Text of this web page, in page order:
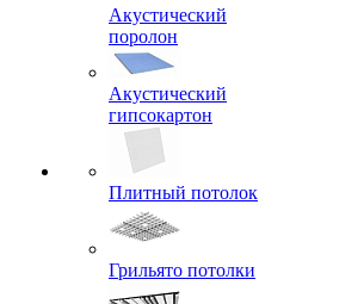
Акустический
поролон
Акустический
гипсокартон
Плитный потолок
Грильято потолки